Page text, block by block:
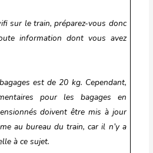
sur le train, préparez-vous donc
information dont vous avez
est de 20 kg. Cependant,
pour les bagages en
doivent être mis à jour
au bureau du train, car il n’y a
à ce sujet.